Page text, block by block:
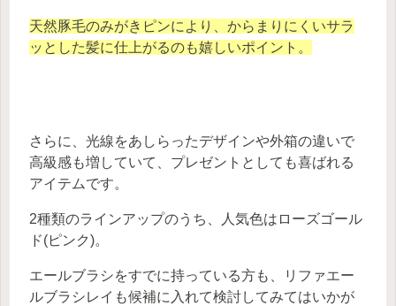
天然豚毛のみがきピンにより、からまりにくいサラ
ッとした髪に仕上がるのも嬉しいポイント。
さらに、光線をあしらったデザインや外箱の違いで
高級感も増していて、プレゼントとしても喜ばれる
アイテムです。
2種類のラインアップのうち、人気色はローズゴール
ド(ピンク)。
エールブラシをすでに持っている方も、リファエー
ルブラシレイも候補に入れて検討してみてはいかが